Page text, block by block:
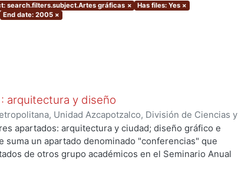
search.filters.subject.Artes gráficas × Has files: Yes ×
End date: 2005 ×
arquitectura y diseño
Unidad Azcapotzalco, División de Ciencias y
de Evaluación del Diseño en el Tiempo,2003
;Meléndez Crespo, Ana, editora;Tonda Magallón,
Guillermo; Vidales Giovannetti, María Dolores;
apartados: arquitectura y ciudad; diseño gráfico e
suma un apartado denominado "conferencias" que
de otros grupo académicos en el Seminario Anual